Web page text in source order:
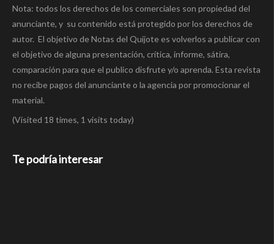
Nota: todos los derechos de los comerciales son propiedad del
anunciante, y su contenido está protegido por los derechos de
autor. El objetivo de Notas del Quijote es volverlos a publicar con
el objetivo de alguna presentación, crítica, informe, sátira,
comparación para que el publico disfrute y/o aprenda. Esta revista
no recibe pagos del anunciante o la agencia por promocionar el
material.
(Visited 18 times, 1 visits today)
Te podría interesar